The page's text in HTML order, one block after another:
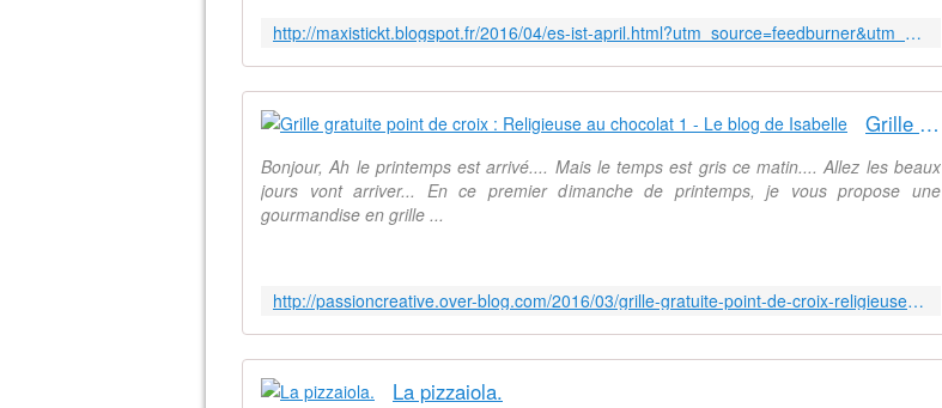
http://maxistickt.blogspot.fr/2016/04/es-ist-april.html?utm_source=feedburner&utm_medium=email&utm_campaign=Feed:+MaxiStickt+(maxi+stickt)
Grille gratuite point de croix : Religieuse au chocolat 1 - Le blog de Isabelle
Bonjour, Ah le printemps est arrivé.... Mais le temps est gris ce matin.... Allez les beaux
jours vont arriver... En ce premier dimanche de printemps, je vous propose une
gourmandise en grille ...
http://passioncreative.over-blog.com/2016/03/grille-gratuite-point-de-croix-religieuse-au-chocolat-1.html?utm_source=_ob_email&utm_medium=_ob_notification&utm_campaign=_ob_pushmail
La pizzaiola.